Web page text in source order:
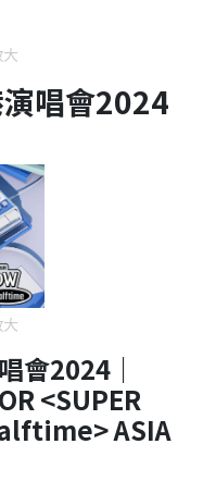
唱會2024
會2024｜
<SUPER
ASIA